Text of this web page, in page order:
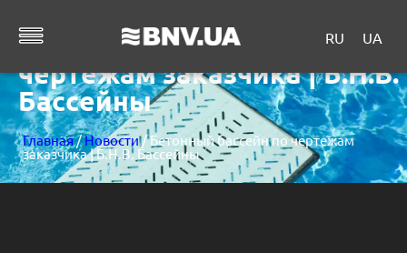
RU UA
Бетонный бассейн по
чертежам заказчика | Б.Н.В.
Бассейны
Главная/Новости/ Бетонный бассейн по чертежам
заказчика | Б.Н.В. Бассейны